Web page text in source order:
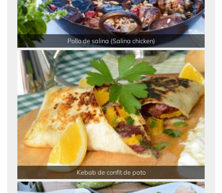
Pollo de salina (Salina chicken)
Kebab de confit de pato